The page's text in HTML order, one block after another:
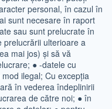
personal, în cazul în
sunt necesare în raport
sau sunt prelucrate în
prelucrării ulterioare a
mai jos) și să vă
● -datele cu
ilegal; Cu excepția
în vederea îndeplinirii
de către noi; ● în